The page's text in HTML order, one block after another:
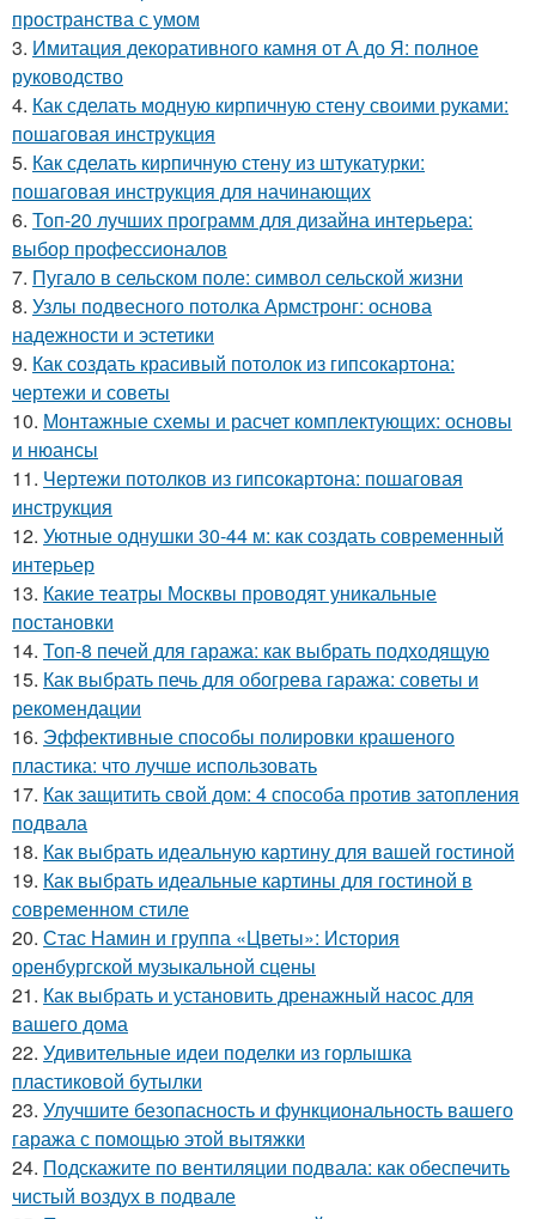
пространства с умом
3. Имитация декоративного камня от А до Я: полное
руководство
4. Как сделать модную кирпичную стену своими руками:
пошаговая инструкция
5. Как сделать кирпичную стену из штукатурки:
пошаговая инструкция для начинающих
6. Топ-20 лучших программ для дизайна интерьера:
выбор профессионалов
7. Пугало в сельском поле: символ сельской жизни
8. Узлы подвесного потолка Армстронг: основа
надежности и эстетики
9. Как создать красивый потолок из гипсокартона:
чертежи и советы
10. Монтажные схемы и расчет комплектующих: основы
и нюансы
11. Чертежи потолков из гипсокартона: пошаговая
инструкция
12. Уютные однушки 30-44 м: как создать современный
интерьер
13. Какие театры Москвы проводят уникальные
постановки
14. Топ-8 печей для гаража: как выбрать подходящую
15. Как выбрать печь для обогрева гаража: советы и
рекомендации
16. Эффективные способы полировки крашеного
пластика: что лучше использовать
17. Как защитить свой дом: 4 способа против затопления
подвала
18. Как выбрать идеальную картину для вашей гостиной
19. Как выбрать идеальные картины для гостиной в
современном стиле
20. Стас Намин и группа «Цветы»: История
оренбургской музыкальной сцены
21. Как выбрать и установить дренажный насос для
вашего дома
22. Удивительные идеи поделки из горлышка
пластиковой бутылки
23. Улучшите безопасность и функциональность вашего
гаража с помощью этой вытяжки
24. Подскажите по вентиляции подвала: как обеспечить
чистый воздух в подвале